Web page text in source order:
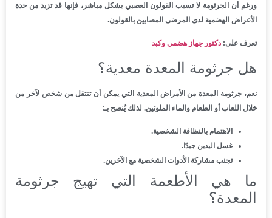
ورغم أن الجرثومة لا تسبب القولون العصبي بشكل مباشر، فإنها قد تزيد من حدة
الأعراض الهضمية لدى المرضى المصابين بالقولون.
تعرف على: دكتور جهاز هضمي وكبد
هل جرثومة المعدة معدية؟
نعم، جرثومة المعدة من الأمراض المعدية التي يمكن أن تنتقل من شخص لآخر من
خلال اللعاب أو الطعام والماء الملوثين. لذلك يُنصح بـ:
الاهتمام بالنظافة الشخصية.
غسل اليدين جيدًا.
تجنب مشاركة الأدوات الشخصية مع الآخرين.
ما هي الأطعمة التي تهيج جرثومة
المعدة؟